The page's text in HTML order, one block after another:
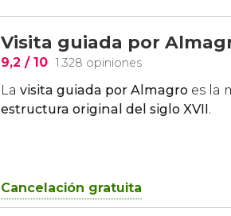
Visita guiada por
9,2 / 10 1.328 opiniones
La visita guiada por Almagro es la
estructura original del siglo XVII.
Cancelación gratuita